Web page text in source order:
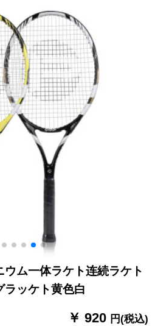
ボールを入れ
ルダーを一
ゼントしま
ム一体ラケト连続ラケト
ラッケト黄色白
￥ 920 円(税込)